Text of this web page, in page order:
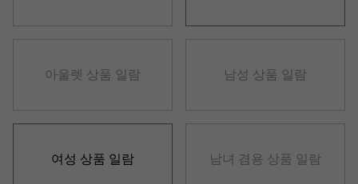
아울렛 상품 일람 남성 상품 일람
여성 상품 일람 남녀 겸용 상품 일람